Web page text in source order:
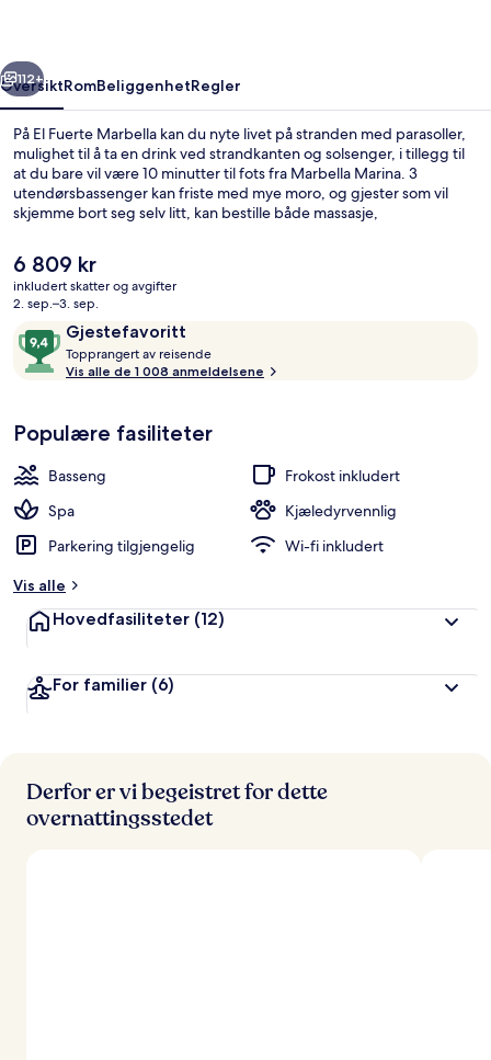
Neste
112+
OversiktRomBeliggenhetRegler
På El Fuerte Marbella kan du nyte livet på stranden med parasoller,
mulighet til å ta en drink ved strandkanten og solsenger, i tillegg til
at du bare vil være 10 minutter til fots fra Marbella Marina. 3
utendørsbassenger kan friste med mye moro, og gjester som vil
skjemme bort seg selv litt, kan bestille både massasje,
(én av 3 restauranter) byr på middelhavsretter og serverer frokost
og middag. En takterrasse, en bassengbar og et treningssenter er
noe av det du kan se frem til hvis du velger å bo på dette hotellet i
luksuriøs stil. Mange reisende liker den vennlige betjeningen.
Den
nåværende
prisen
6 809 kr
6 809 kr
inkludert skatter og avgifter
2. sep.–3. sep.
AnmeldelserGjestefavoritt
9,4
av
10,
Topprangert av reisende
o
v
e
Vis alle de 1 008 anmeldelsene
Populære fasiliteter
Basseng
Frokost inkludert
Spa
Kjæledyrvennlig
Parkering tilgjengelig
Wi-fi inkludert
Vis alle
Hovedfasiliteter (12)
For familier (6)
Derfor er vi begeistret for dette
overnattingsstedet